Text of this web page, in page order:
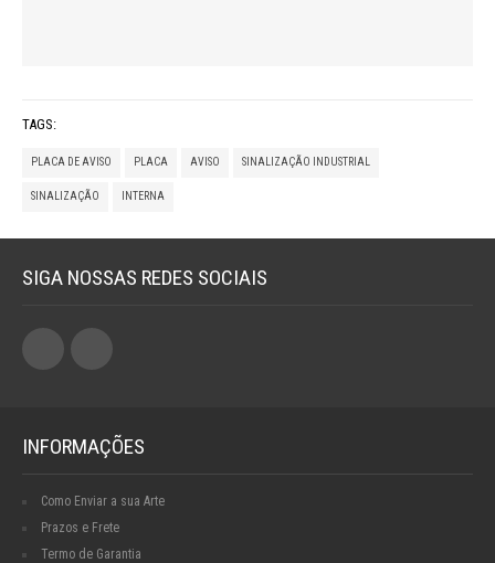
TAGS:
PLACA DE AVISO PLACA AVISO SINALIZAÇÃO INDUSTRIAL
SINALIZAÇÃO INTERNA
SIGA NOSSAS REDES SOCIAIS
INFORMAÇÕES
Como Enviar a sua Arte
Prazos e Frete
Termo de Garantia